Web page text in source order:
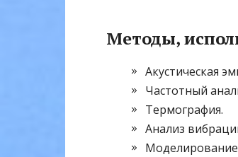
Методы,
Акустическая
Частотный
Термография.
Анализ
Моделирование